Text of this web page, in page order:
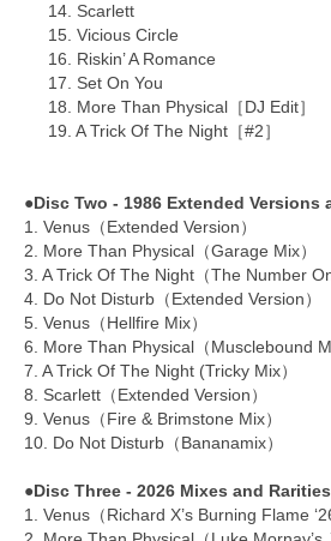
14. Scarlett
15. Vicious Circle
16. Riskin’ A Romance
17. Set On You
18. More Than Physical［DJ Edit］
19. A Trick Of The Night［#2］
●Disc Two - 1986 Extended Versions
1. Venus（Extended Version）
2. More Than Physical（Garage Mix）
3. A Trick Of The Night（The Number
4. Do Not Disturb（Extended Version）
5. Venus（Hellfire Mix）
6. More Than Physical（Musclebound
7. A Trick Of The Night (Tricky Mix）
8. Scarlett（Extended Version）
9. Venus（Fire & Brimstone Mix）
10. Do Not Disturb（Bananamix）
●Disc Three - 2026 Mixes and Rarities
1. Venus（Richard X’s Burning Flame